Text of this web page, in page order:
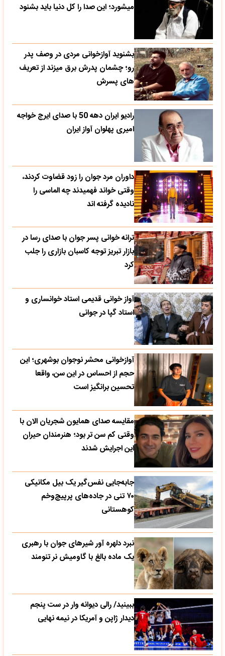
میشورد؛ این صدا را کل دنیا باید بشنود
بشنوید آوازخوانی مردی در وصف پدر
رو؛ چشمان پدرش برق میزند از تعریف
های پسرش
رادیو ایران دهه 50 با صدای ایرج خواجه
امیری پهلوان آواز ایران
داوران مرد جوان را زود قضاوت کردند،
وقتی خواند فهمیدند چه الماسی را
نادیده گرفته اند
ترانه خوانی پسر جوان با صدای رسا در
بازار تبریز توجه کاسبان بازاری را جلب
کرد
آواز خوانی قدیمی استاد خوانساری و
استاد گپا در جوانی
آوازخوانی محشر نوجوان بوشهری؛ این
حجم از احساس در این سن، واقعا
تحسین‌ برانگیز است
مقایسه صدای همایون شجریان الان با
وقتی کم سن تر بود؛ هنرمندان حیران
این اجرایش شدند
جابه‌جایی نفس‌گیر یک بیل مکانیکی
۷۰ تنی در جاده‌های پرپیچ‌وخم
کوهستانی
نبرد دلهره آور شیرهای جوان با رهبری
یک ماده بالغ با گاومیش نر تنومند
ببینید/ رالی دیوانه وار در ست پنجم
دیدار ژاپن و آمریکا در نیمه نهایی